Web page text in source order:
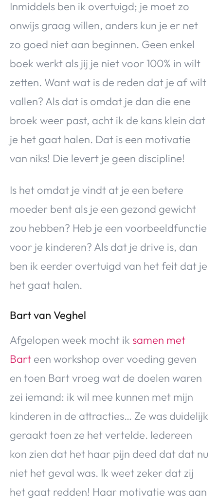
Inmiddels ben ik overtuigd; je moet zo
onwijs graag willen, anders kun je er net
zo goed niet aan beginnen. Geen enkel
boek werkt als jij je niet voor 100% in wilt
zetten. Want wat is de reden dat je af wilt
vallen? Als dat is omdat je dan die ene
broek weer past, acht ik de kans klein dat
je het gaat halen. Dat is een motivatie
van niks! Die levert je geen discipline!
Is het omdat je vindt at je een betere
moeder bent als je een gezond gewicht
zou hebben? Heb je een voorbeeldfunctie
voor je kinderen? Als dat je drive is, dan
ben ik eerder overtuigd van het feit dat je
het gaat halen.
Bart van Veghel
Afgelopen week mocht ik samen met
Bart een workshop over voeding geven
en toen Bart vroeg wat de doelen waren
zei iemand: ik wil mee kunnen met mijn
kinderen in de attracties… Ze was duidelijk
geraakt toen ze het vertelde. Iedereen
kon zien dat het haar pijn deed dat dat nu
niet het geval was. Ik weet zeker dat zij
het gaat redden! Haar motivatie was aan